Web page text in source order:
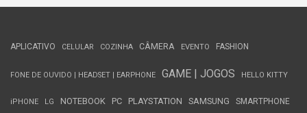
APLICATIVO CELULAR COZINHA CÂMERA EVENTO FASHION
FONE DE OUVIDO | HEADSET | EARPHONE GAME | JOGOS HELLO KITTY
iPHONE LG NOTEBOOK PC PLAYSTATION SAMSUNG SMARTPHONE